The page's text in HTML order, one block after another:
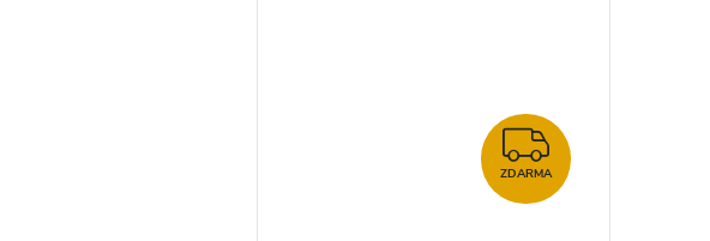
ZDARMA
ZDARMA